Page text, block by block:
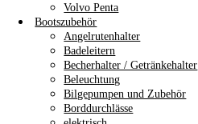
Volvo Penta
Bootszubehör
Angelrutenhalter
Badeleitern
Becherhalter / Getränkehalter
Beleuchtung
Bilgepumpen und Zubehör
Borddurchlässe